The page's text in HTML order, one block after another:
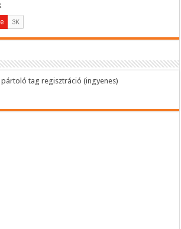
pártoló tag regisztráció (ingyenes)